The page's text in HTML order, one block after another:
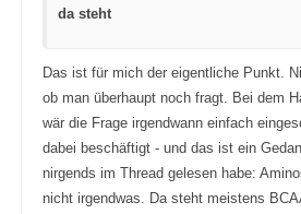
e
n
da steht
Das ist für mich der eigentliche Punkt.
ob man überhaupt noch fragt. Bei dem
wär die Frage irgendwann einfach
dabei beschäftigt - und das ist ein
nirgends im Thread gelesen habe:
nicht irgendwas. Da steht meistens